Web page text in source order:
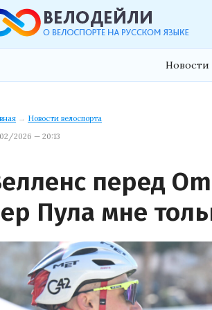
Новости
→ Новости велоспорта
2026 — 20:13
перед
Пула мне